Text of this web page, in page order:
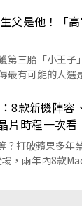
父是他！「
第三胎「小王子
最有可能的人選
8款新機陣容
片時程一次看
？打破蘋果多年
，兩年內8款